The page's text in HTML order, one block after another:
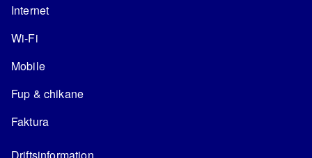
Internet
Wi-Fi
Mobile
Fup & chikane
Faktura